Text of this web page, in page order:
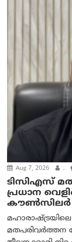
Aug 7, 2026 .
ടിസിഎസ്
പ്രധാന
കൗൺസിലർ
മതപരിവർത്തന